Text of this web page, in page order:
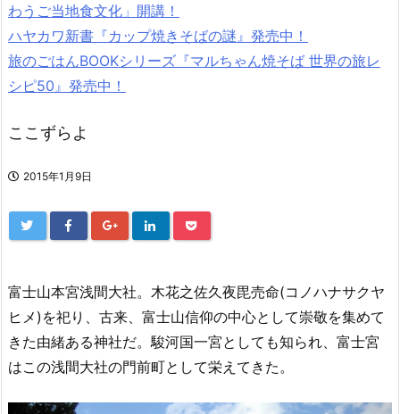
わうご当地食文化」開講！
ハヤカワ新書『カップ焼きそばの謎』発売中！
旅のごはんBOOKシリーズ『マルちゃん焼そば 世界の旅レ
シピ50』発売中！
ここずらよ
2015年1月9日
富士山本宮浅間大社。木花之佐久夜毘売命(コノハナサクヤ
ヒメ)を祀り、古来、富士山信仰の中心として崇敬を集めて
きた由緒ある神社だ。駿河国一宮としても知られ、富士宮
はこの浅間大社の門前町として栄えてきた。